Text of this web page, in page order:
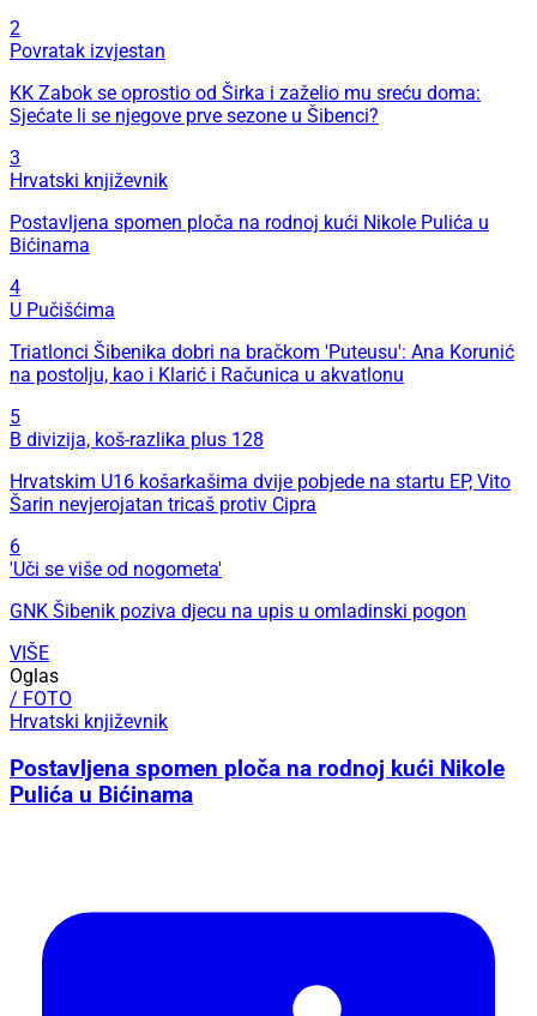
2
Povratak izvjestan
KK Zabok se oprostio od Širka i zaželio mu sreću doma:
Sjećate li se njegove prve sezone u Šibenci?
3
Hrvatski književnik
Postavljena spomen ploča na rodnoj kući Nikole Pulića u
Bićinama
4
U Pučišćima
Triatlonci Šibenika dobri na bračkom 'Puteusu': Ana Korunić
na postolju, kao i Klarić i Računica u akvatlonu
5
B divizija, koš-razlika plus 128
Hrvatskim U16 košarkašima dvije pobjede na startu EP, Vito
Šarin nevjerojatan tricaš protiv Cipra
6
'Uči se više od nogometa'
GNK Šibenik poziva djecu na upis u omladinski pogon
VIŠE
Oglas
/ FOTO
Hrvatski književnik
Postavljena spomen ploča na rodnoj kući Nikole
Pulića u Bićinama